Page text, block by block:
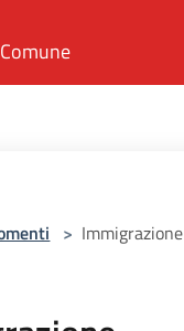
> Immigrazione